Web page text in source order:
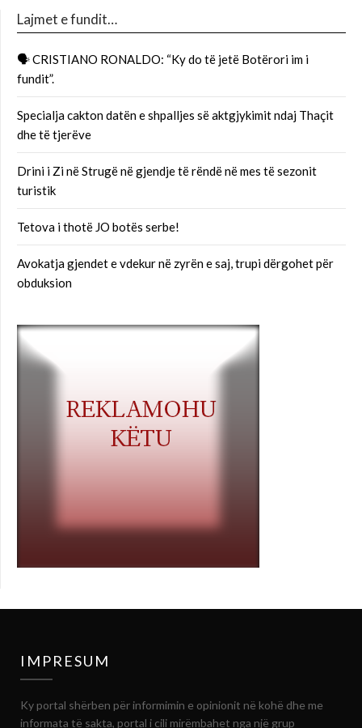
Lajmet e fundit…
🗣 CRISTIANO RONALDO: “Ky do të jetë Botërori im i
fundit”.
Specialja cakton datën e shpalljes së aktgjykimit ndaj Thaçit
dhe të tjerëve
Drini i Zi në Strugë në gjendje të rëndë në mes të sezonit
turistik
Tetova i thotë JO botës serbe!
Avokatja gjendet e vdekur në zyrën e saj, trupi dërgohet për
obduksion
IMPRESUM
Ky portal shërben për informimin e opinionit në kohë dhe me
informata të sakta, portal i cili mirëmbahet nga një grup